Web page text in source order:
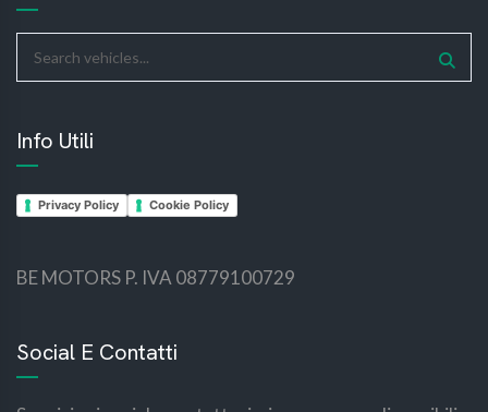
Info Utili
Privacy Policy Cookie Policy
BE MOTORS P. IVA 08779100729
Social E Contatti